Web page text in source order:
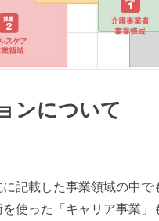
ンについて
記載した事業領域の中で
使った「キャリア事業」